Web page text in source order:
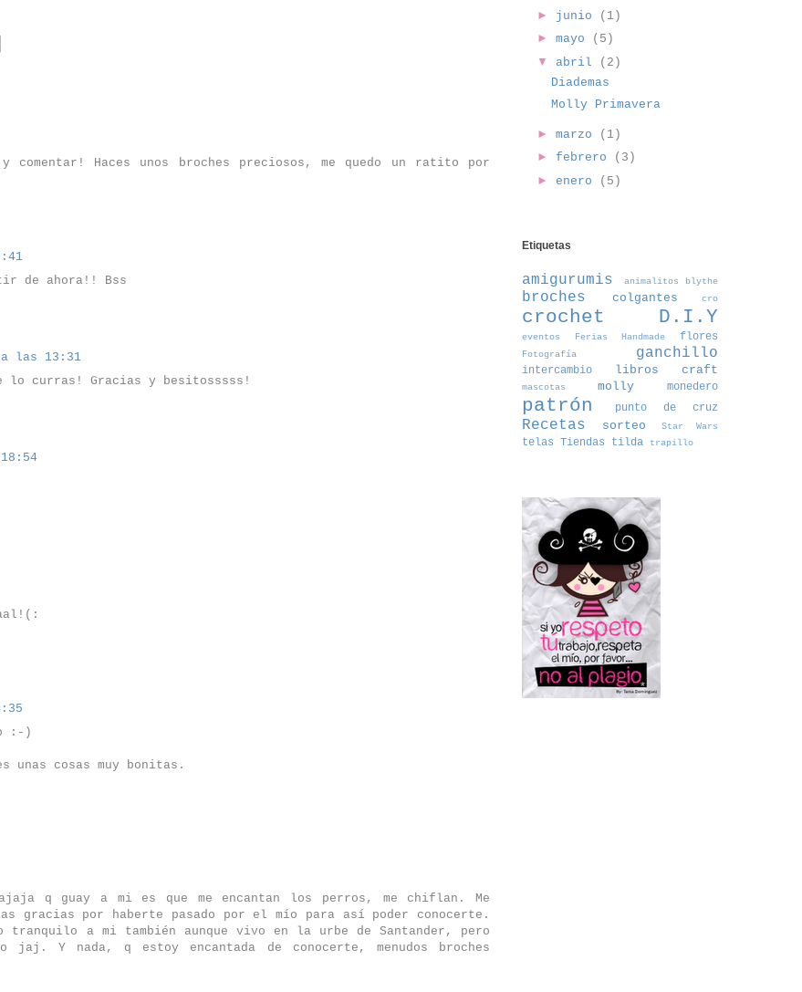
comentar! Haces unos broches preciosos, me quedo un ratito por
de ahora!! Bss
las 13:31
lo curras! Gracias y besitosssss!
:-)
unas cosas muy bonitas.
jajaja q guay a mi es que me encantan los perros, me chiflan. Me
gracias por haberte pasado por el mío para así poder conocerte.
a mi también aunque vivo en la urbe de Santander, pero
Y nada, q estoy encantada de conocerte, menudos broches
► junio
(1)
► mayo
(5)
▼ abril
(2)
Diademas
Molly Primavera
► marzo
(1)
► febrero
(3)
► enero (5)
Etiquetas
amigurumis animalitos blythe
broches colgantes cro
crochet D.I.Y
eventos Ferias Handmade flores
Fotografía ganchillo
intercambio libros craft
mascotas molly monedero
patrón punto de cruz
Recetas sorteo Star Wars
telas Tiendas tilda trapillo